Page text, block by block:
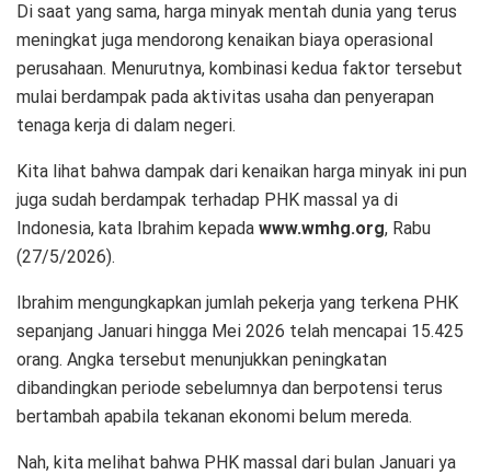
Di saat yang sama, harga minyak mentah dunia yang terus
meningkat juga mendorong kenaikan biaya operasional
perusahaan. Menurutnya, kombinasi kedua faktor tersebut
mulai berdampak pada aktivitas usaha dan penyerapan
tenaga kerja di dalam negeri.
Kita lihat bahwa dampak dari kenaikan harga minyak ini pun
juga sudah berdampak terhadap PHK massal ya di
Indonesia, kata Ibrahim kepada www.wmhg.org, Rabu
(27/5/2026).
Ibrahim mengungkapkan jumlah pekerja yang terkena PHK
sepanjang Januari hingga Mei 2026 telah mencapai 15.425
orang. Angka tersebut menunjukkan peningkatan
dibandingkan periode sebelumnya dan berpotensi terus
bertambah apabila tekanan ekonomi belum mereda.
Nah, kita melihat bahwa PHK massal dari bulan Januari ya